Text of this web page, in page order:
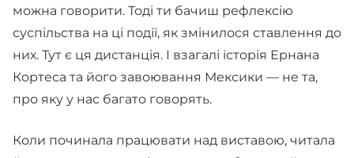
можна говорити. Тоді ти бачиш рефлексію
суспільства на ці події, як змінилося ставлення до
них. Тут є ця дистанція. І взагалі історія Ернана
Кортеса та його завоювання Мексики — не та,
про яку у нас багато говорять.
Коли починала працювати над виставою, читала